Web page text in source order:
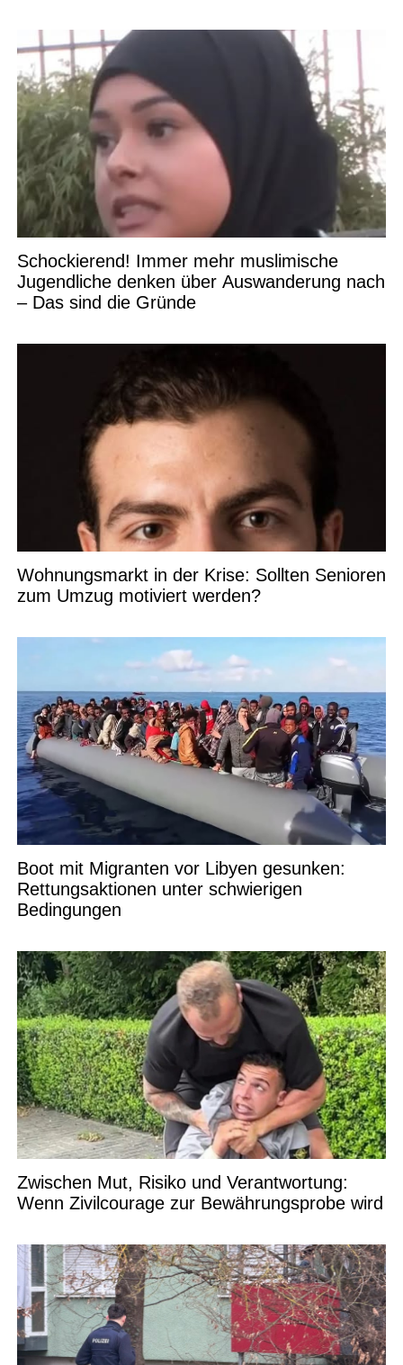
Schockierend! Immer mehr muslimische
Jugendliche denken über Auswanderung nach
– Das sind die Gründe
Wohnungsmarkt in der Krise: Sollten Senioren
zum Umzug motiviert werden?
Boot mit Migranten vor Libyen gesunken:
Rettungsaktionen unter schwierigen
Bedingungen
Zwischen Mut, Risiko und Verantwortung:
Wenn Zivilcourage zur Bewährungsprobe wird